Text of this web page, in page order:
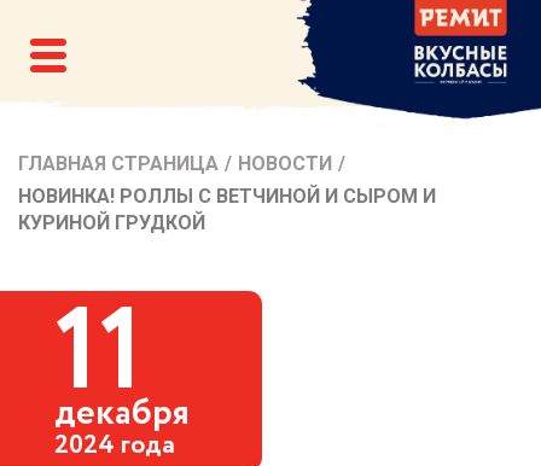
ГЛАВНАЯ СТРАНИЦА / НОВОСТИ /
НОВИНКА! РОЛЛЫ С ВЕТЧИНОЙ И СЫРОМ И
КУРИНОЙ ГРУДКОЙ
11
декабря
2024 года